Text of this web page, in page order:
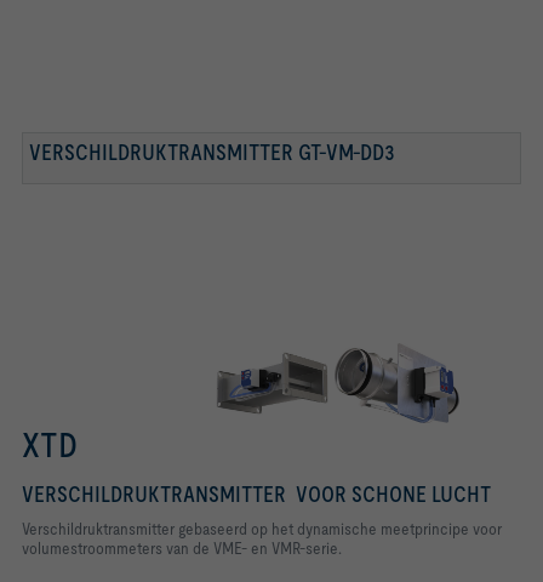
VERSCHILDRUKTRANSMITTER GT-VM-DD3
XTD
VERSCHILDRUKTRANSMITTER VOOR SCHONE LUCHT
Verschildruktransmitter gebaseerd op het dynamische meetprincipe voor
volumestroommeters van de VME- en VMR-serie.